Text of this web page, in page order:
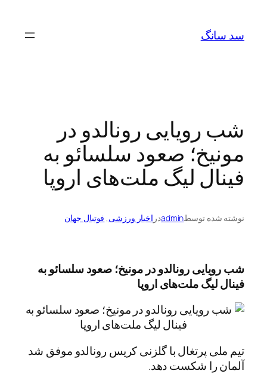
محتواسد سانگ
شب رویایی رونالدو در
مونیخ؛ صعود سلسائو به
فینال لیگ ملت‌های اروپا
نوشته شده توسطadminدر اخبار ورزشی, فوتبال جهان
شب رویایی رونالدو در مونیخ؛ صعود سلسائو به
فینال لیگ ملت‌های اروپا
تیم ملی پرتغال با گلزنی کریس رونالدو موفق شد
آلمان را شکست دهد.